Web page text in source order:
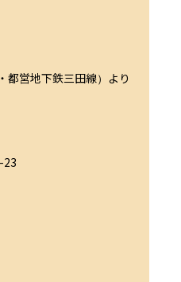
都営地下鉄三田線）より
23